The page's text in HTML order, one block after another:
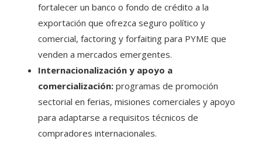
fortalecer un banco o fondo de crédito a la
exportación que ofrezca seguro político y
comercial, factoring y forfaiting para PYME que
venden a mercados emergentes.
Internacionalización y apoyo a
comercialización: programas de promoción
sectorial en ferias, misiones comerciales y apoyo
para adaptarse a requisitos técnicos de
compradores internacionales.